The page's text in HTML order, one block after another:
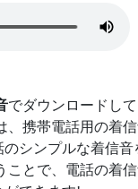
でダウンロードし
、携帯電話用の着
シンプルな着信音
ことで、電話の着